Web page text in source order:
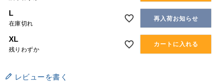
L
在庫切れ
再入荷お知らせ
XL
残りわずか
カートに入れる
レビューを書く